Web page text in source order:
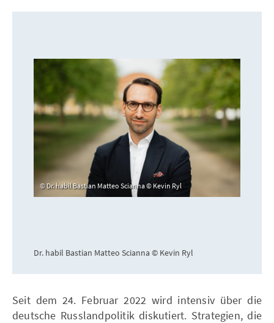
Dr. habil Bastian Matteo Scianna © Kevin Ryl
Dr. habil Bastian Matteo Scianna © Kevin Ryl
Seit dem 24. Februar 2022 wird intensiv über die
deutsche Russlandpolitik diskutiert. Strategien, die